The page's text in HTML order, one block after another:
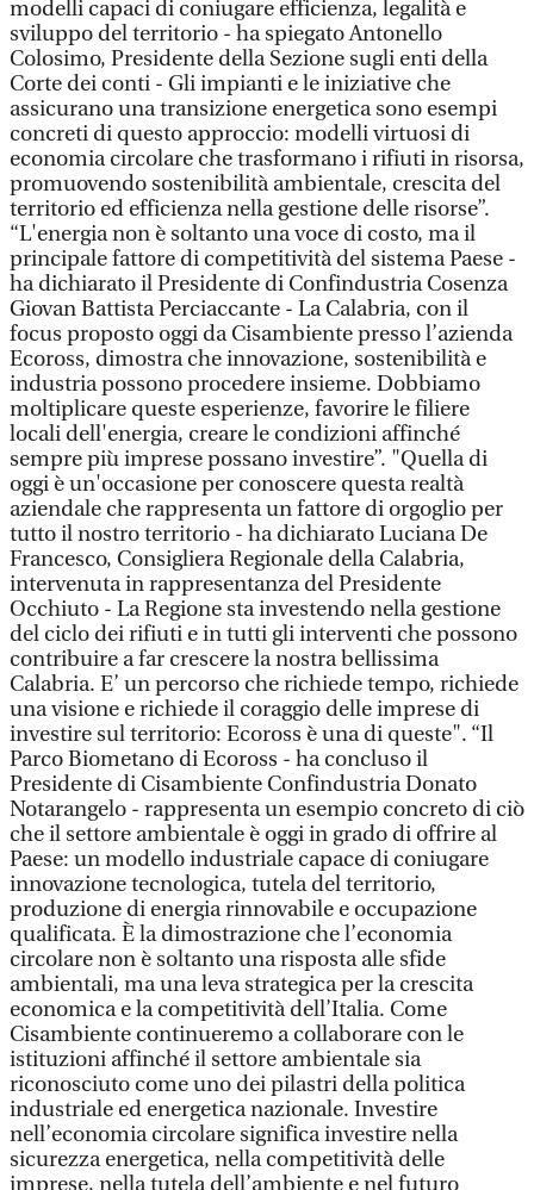
modelli capaci di coniugare efficienza, legalità e
sviluppo del territorio - ha spiegato Antonello
Colosimo, Presidente della Sezione sugli enti della
Corte dei conti - Gli impianti e le iniziative che
assicurano una transizione energetica sono esempi
concreti di questo approccio: modelli virtuosi di
economia circolare che trasformano i rifiuti in risorsa,
promuovendo sostenibilità ambientale, crescita del
territorio ed efficienza nella gestione delle risorse”.
“L'energia non è soltanto una voce di costo, ma il
principale fattore di competitività del sistema Paese -
ha dichiarato il Presidente di Confindustria Cosenza
Giovan Battista Perciaccante - La Calabria, con il
focus proposto oggi da Cisambiente presso l’azienda
Ecoross, dimostra che innovazione, sostenibilità e
industria possono procedere insieme. Dobbiamo
moltiplicare queste esperienze, favorire le filiere
locali dell'energia, creare le condizioni affinché
sempre più imprese possano investire”. "Quella di
oggi è un'occasione per conoscere questa realtà
aziendale che rappresenta un fattore di orgoglio per
tutto il nostro territorio - ha dichiarato Luciana De
Francesco, Consigliera Regionale della Calabria,
intervenuta in rappresentanza del Presidente
Occhiuto - La Regione sta investendo nella gestione
del ciclo dei rifiuti e in tutti gli interventi che possono
contribuire a far crescere la nostra bellissima
Calabria. E’ un percorso che richiede tempo, richiede
una visione e richiede il coraggio delle imprese di
investire sul territorio: Ecoross è una di queste". “Il
Parco Biometano di Ecoross - ha concluso il
Presidente di Cisambiente Confindustria Donato
Notarangelo - rappresenta un esempio concreto di ciò
che il settore ambientale è oggi in grado di offrire al
Paese: un modello industriale capace di coniugare
innovazione tecnologica, tutela del territorio,
produzione di energia rinnovabile e occupazione
qualificata. È la dimostrazione che l’economia
circolare non è soltanto una risposta alle sfide
ambientali, ma una leva strategica per la crescita
economica e la competitività dell’Italia. Come
Cisambiente continueremo a collaborare con le
istituzioni affinché il settore ambientale sia
riconosciuto come uno dei pilastri della politica
industriale ed energetica nazionale. Investire
nell’economia circolare significa investire nella
sicurezza energetica, nella competitività delle
imprese, nella tutela dell’ambiente e nel futuro